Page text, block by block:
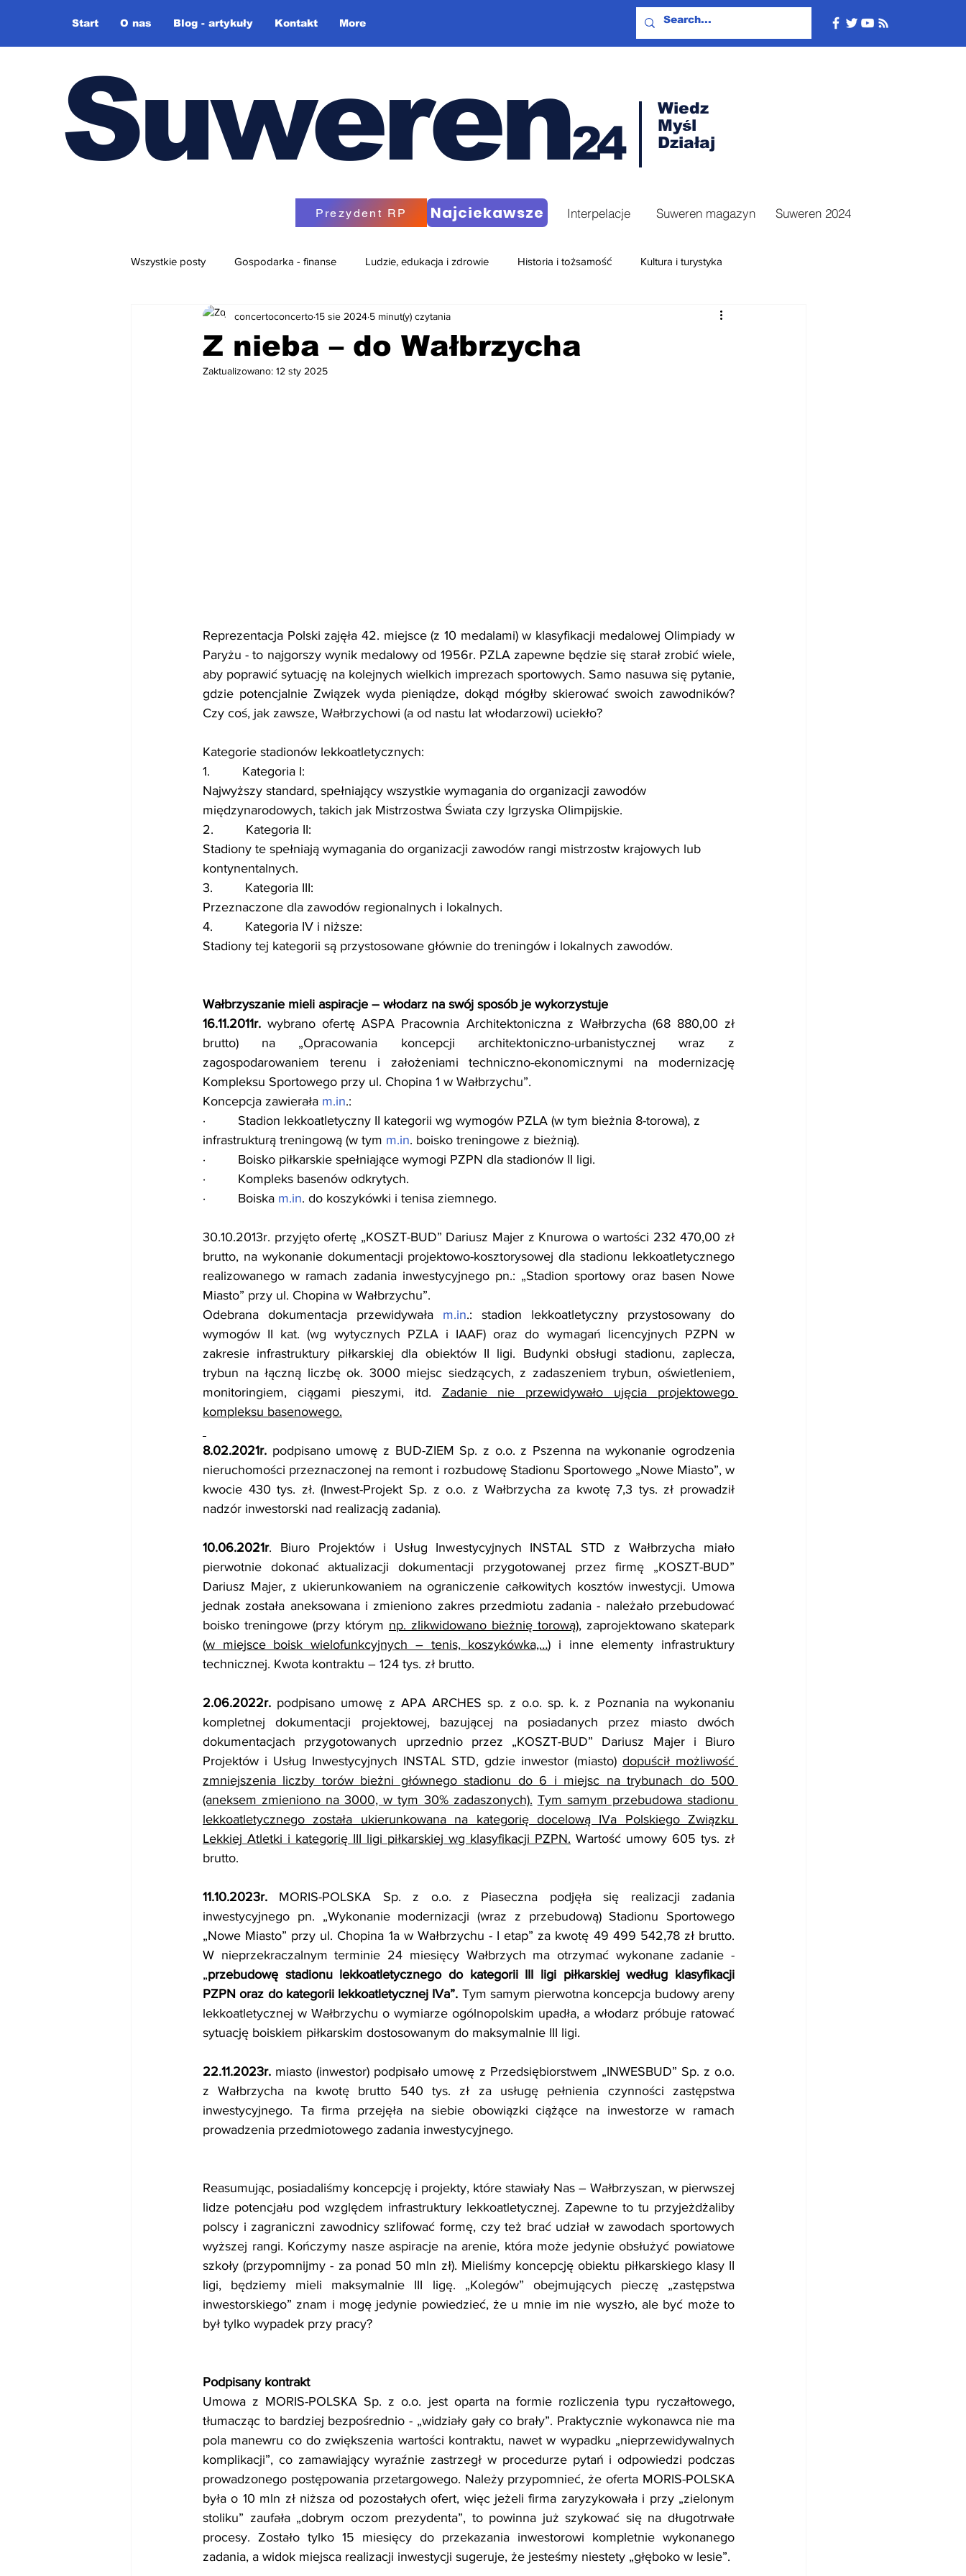
Start O nas Blog - artykuły Kontakt More
Suweren24
Wiedz
Myśl
Działaj
Prezydent RP Najciekawsze Interpelacje Suweren magazyn Suweren 2024
Wszystkie posty Gospodarka - finanse Ludzie, edukacja i zdrowie Historia i tożsamość Kultura i turystyka
Różne + video-blog
Z nieba – do Wałbrzycha
concertoconcerto15 sie 2024 5 minut(y) czytania
Zaktualizowano: 12 sty 2025
Reprezentacja Polski zajęła 42. miejsce (z 10 medalami) w klasyfikacji medalowej Olimpiady w
Paryżu - to najgorszy wynik medalowy od 1956r. PZLA zapewne będzie się starał zrobić wiele,
aby poprawić sytuację na kolejnych wielkich imprezach sportowych. Samo nasuwa się pytanie,
gdzie potencjalnie Związek wyda pieniądze, dokąd mógłby skierować swoich zawodników?
Czy coś, jak zawsze, Wałbrzychowi (a od nastu lat włodarzowi) uciekło?
Kategorie stadionów lekkoatletycznych:
1.         Kategoria I:
Najwyższy standard, spełniający wszystkie wymagania do organizacji zawodów
międzynarodowych, takich jak Mistrzostwa Świata czy Igrzyska Olimpijskie.
2.         Kategoria II:
Stadiony te spełniają wymagania do organizacji zawodów rangi mistrzostw krajowych lub
kontynentalnych.
3.         Kategoria III:
Przeznaczone dla zawodów regionalnych i lokalnych.
4.         Kategoria IV i niższe:
Stadiony tej kategorii są przystosowane głównie do treningów i lokalnych zawodów.
Wałbrzyszanie mieli aspiracje – włodarz na swój sposób je wykorzystuje
16.11.2011r. wybrano ofertę ASPA Pracownia Architektoniczna z Wałbrzycha (68 880,00 zł
brutto) na „Opracowania koncepcji architektoniczno-urbanistycznej wraz z
zagospodarowaniem terenu i założeniami techniczno-ekonomicznymi na modernizację
Kompleksu Sportowego przy ul. Chopina 1 w Wałbrzychu”.
Koncepcja zawierała m.in.:
·         Stadion lekkoatletyczny II kategorii wg wymogów PZLA (w tym bieżnia 8-torowa), z
infrastrukturą treningową (w tym m.in. boisko treningowe z bieżnią).
·         Boisko piłkarskie spełniające wymogi PZPN dla stadionów II ligi.
·         Kompleks basenów odkrytych.
·         Boiska m.in. do koszykówki i tenisa ziemnego.
30.10.2013r. przyjęto ofertę „KOSZT-BUD” Dariusz Majer z Knurowa o wartości 232 470,00 zł
brutto, na wykonanie dokumentacji projektowo-kosztorysowej dla stadionu lekkoatletycznego
realizowanego w ramach zadania inwestycyjnego pn.: „Stadion sportowy oraz basen Nowe
Miasto” przy ul. Chopina w Wałbrzychu”.
Odebrana dokumentacja przewidywała m.in.: stadion lekkoatletyczny przystosowany do
wymogów II kat. (wg wytycznych PZLA i IAAF) oraz do wymagań licencyjnych PZPN w
zakresie infrastruktury piłkarskiej dla obiektów II ligi. Budynki obsługi stadionu, zaplecza,
trybun na łączną liczbę ok. 3000 miejsc siedzących, z zadaszeniem trybun, oświetleniem,
monitoringiem, ciągami pieszymi, itd. Zadanie nie przewidywało ujęcia projektowego
kompleksu basenowego.
8.02.2021r. podpisano umowę z BUD-ZIEM Sp. z o.o. z Pszenna na wykonanie ogrodzenia
nieruchomości przeznaczonej na remont i rozbudowę Stadionu Sportowego „Nowe Miasto”, w
kwocie 430 tys. zł. (Inwest-Projekt Sp. z o.o. z Wałbrzycha za kwotę 7,3 tys. zł prowadził
nadzór inwestorski nad realizacją zadania).
10.06.2021r. Biuro Projektów i Usług Inwestycyjnych INSTAL STD z Wałbrzycha miało
pierwotnie dokonać aktualizacji dokumentacji przygotowanej przez firmę „KOSZT-BUD”
Dariusz Majer, z ukierunkowaniem na ograniczenie całkowitych kosztów inwestycji. Umowa
jednak została aneksowana i zmieniono zakres przedmiotu zadania - należało przebudować
boisko treningowe (przy którym np. zlikwidowano bieżnię torową), zaprojektowano skatepark
(w miejsce boisk wielofunkcyjnych – tenis, koszykówka,…) i inne elementy infrastruktury
technicznej. Kwota kontraktu – 124 tys. zł brutto.
2.06.2022r. podpisano umowę z APA ARCHES sp. z o.o. sp. k. z Poznania na wykonaniu
kompletnej dokumentacji projektowej, bazującej na posiadanych przez miasto dwóch
dokumentacjach przygotowanych uprzednio przez „KOSZT-BUD” Dariusz Majer i Biuro
Projektów i Usług Inwestycyjnych INSTAL STD, gdzie inwestor (miasto) dopuścił możliwość
zmniejszenia liczby torów bieżni głównego stadionu do 6 i miejsc na trybunach do 500
(aneksem zmieniono na 3000, w tym 30% zadaszonych). Tym samym przebudowa stadionu
lekkoatletycznego została ukierunkowana na kategorię docelową IVa Polskiego Związku
Lekkiej Atletki i kategorię III ligi piłkarskiej wg klasyfikacji PZPN. Wartość umowy 605 tys. zł
brutto.
11.10.2023r. MORIS-POLSKA Sp. z o.o. z Piaseczna podjęła się realizacji zadania
inwestycyjnego pn. „Wykonanie modernizacji (wraz z przebudową) Stadionu Sportowego
„Nowe Miasto” przy ul. Chopina 1a w Wałbrzychu - I etap” za kwotę 49 499 542,78 zł brutto.
W nieprzekraczalnym terminie 24 miesięcy Wałbrzych ma otrzymać wykonane zadanie -
„przebudowę stadionu lekkoatletycznego do kategorii III ligi piłkarskiej według klasyfikacji
PZPN oraz do kategorii lekkoatletycznej IVa”. Tym samym pierwotna koncepcja budowy areny
lekkoatletycznej w Wałbrzychu o wymiarze ogólnopolskim upadła, a włodarz próbuje ratować
sytuację boiskiem piłkarskim dostosowanym do maksymalnie III ligi.
22.11.2023r. miasto (inwestor) podpisało umowę z Przedsiębiorstwem „INWESBUD” Sp. z o.o.
z Wałbrzycha na kwotę brutto 540 tys. zł za usługę pełnienia czynności zastępstwa
inwestycyjnego. Ta firma przejęła na siebie obowiązki ciążące na inwestorze w ramach
prowadzenia przedmiotowego zadania inwestycyjnego.
Reasumując, posiadaliśmy koncepcję i projekty, które stawiały Nas – Wałbrzyszan, w pierwszej
lidze potencjału pod względem infrastruktury lekkoatletycznej. Zapewne to tu przyjeżdżaliby
polscy i zagraniczni zawodnicy szlifować formę, czy też brać udział w zawodach sportowych
wyższej rangi. Kończymy nasze aspiracje na arenie, która może jedynie obsłużyć powiatowe
szkoły (przypomnijmy - za ponad 50 mln zł). Mieliśmy koncepcję obiektu piłkarskiego klasy II
ligi, będziemy mieli maksymalnie III ligę. „Kolegów” obejmujących pieczę „zastępstwa
inwestorskiego” znam i mogę jedynie powiedzieć, że u mnie im nie wyszło, ale być może to
był tylko wypadek przy pracy?
Podpisany kontrakt
Umowa z MORIS-POLSKA Sp. z o.o. jest oparta na formie rozliczenia typu ryczałtowego,
tłumacząc to bardziej bezpośrednio - „widziały gały co brały”. Praktycznie wykonawca nie ma
pola manewru co do zwiększenia wartości kontraktu, nawet w wypadku „nieprzewidywalnych
komplikacji”, co zamawiający wyraźnie zastrzegł w procedurze pytań i odpowiedzi podczas
prowadzonego postępowania przetargowego. Należy przypomnieć, że oferta MORIS-POLSKA
była o 10 mln zł niższa od pozostałych ofert, więc jeżeli firma zaryzykowała i przy „zielonym
stoliku” zaufała „dobrym oczom prezydenta”, to powinna już szykować się na długotrwałe
procesy. Zostało tylko 15 miesięcy do przekazania inwestorowi kompletnie wykonanego
zadania, a widok miejsca realizacji inwestycji sugeruje, że jesteśmy niestety „głęboko w lesie”.